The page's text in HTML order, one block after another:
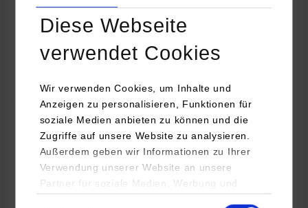
Diese Webseite
verwendet Cookies
Wir verwenden Cookies, um Inhalte und
Anzeigen zu personalisieren, Funktionen für
soziale Medien anbieten zu können und die
Zugriffe auf unsere Website zu analysieren.
Außerdem geben wir Informationen zu Ihrer
Verwendung unserer Website an unsere
Partner für soziale Medien, Werbung und
70806 Kornwestheim
https://www.ww-ag.com
Jaqueline Baumann
jaqueline.baumann@ww-ag.com